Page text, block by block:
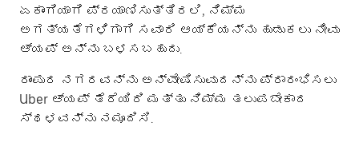
ಏಕಾಂಗಿಯಾಗಿ ಪ್ರಯಾಣಿಸುತ್ತಿರಲಿ, ನಿಮ್ಮ
ಅಗತ್ಯತೆಗಳಿಗಾಗಿ ಸವಾರಿ ಆಯ್ಕೆಯನ್ನು ಹುಡುಕಲು ನೀವು
ಆ್ಯಪ್ ಅನ್ನು ಬಳಸಬಹುದು.
ರಾಂಪುರ ನಗರವನ್ನು ಅನ್ವೇಷಿಸುವುದನ್ನು ಪ್ರಾರಂಭಿಸಲು
Uber ಆ್ಯಪ್ ತೆರೆಯಿರಿ ಮತ್ತು ನಿಮ್ಮ ತಲುಪಬೇಕಾದ
ಸ್ಥಳವನ್ನು ನಮೂದಿಸಿ.